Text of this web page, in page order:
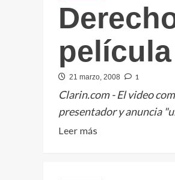
21 marzo, 2008 1
Clarin.com - El video
presentador y anuncia
Leer más